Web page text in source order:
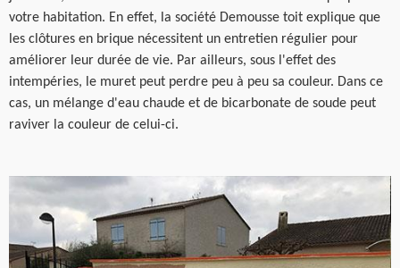
votre habitation. En effet, la société Demousse toit explique que
les clôtures en brique nécessitent un entretien régulier pour
améliorer leur durée de vie. Par ailleurs, sous l'effet des
intempéries, le muret peut perdre peu à peu sa couleur. Dans ce
cas, un mélange d'eau chaude et de bicarbonate de soude peut
raviver la couleur de celui-ci.